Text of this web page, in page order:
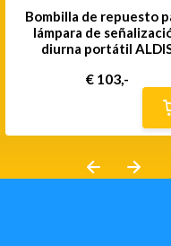
Bombilla de repuesto
lámpara de
diurna portátil
€ 103,-